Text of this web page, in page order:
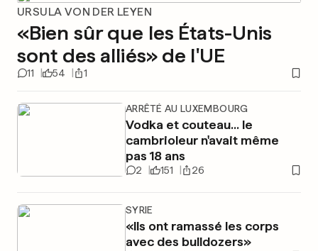
URSULA VON DER LEYEN
«Bien sûr que les États-Unis
sont des alliés» de l'UE
11 54 1
ARRÊTÉ AU LUXEMBOURG
Vodka et couteau... le
cambrioleur n'avait même
pas 18 ans
2 151 26
SYRIE
«Ils ont ramassé les corps
avec des bulldozers»